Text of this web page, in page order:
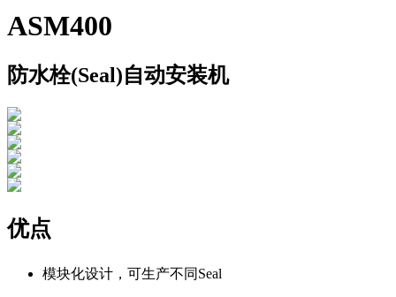
ASM400
防水栓(Seal)自动安装机
优点
模块化设计，可生产不同Seal